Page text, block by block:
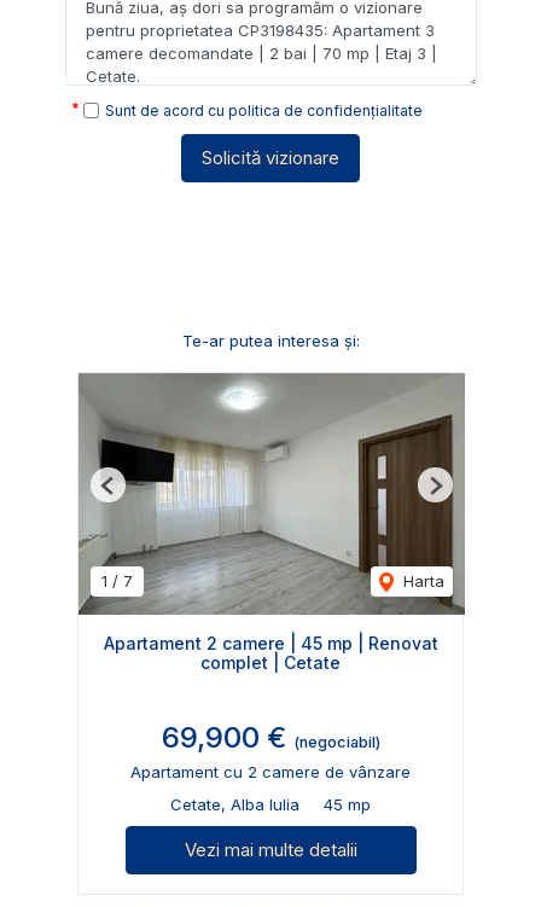
Sunt de acord cu politica de confidențialitate
Solicită vizionare
Te-ar putea interesa și:
1 / 7 Harta
Previous Next
Apartament 2 camere | 45 mp | Renovat
complet | Cetate
69,900 € (negociabil)
Apartament cu 2 camere de vânzare
Cetate, Alba Iulia
45 mp
Vezi mai multe detalii